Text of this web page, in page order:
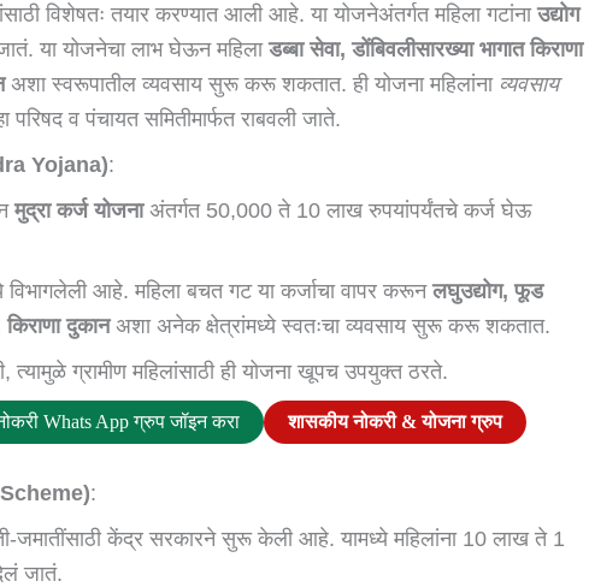
विशेषतः तयार करण्यात आली आहे. या योजनेअंतर्गत महिला गटांनाउद्योग
या योजनेचा लाभ घेऊन महिलाडब्बा सेवा, डोंबिवलीसारख्या भागात किराणा
अशा स्वरूपातील व्यवसाय सुरू करू शकतात. ही योजना महिलांना व्यवसाय
व पंचायत समितीमार्फत राबवली जाते.
Yojana):
मुद्रा कर्ज योजनाअंतर्गत 50,000 ते 10 लाख रुपयांपर्यंतचे कर्ज घेऊ
विभागलेली आहे. महिला बचत गट या कर्जाचा वापर करूनलघुउद्योग, फूड
दुकानअशा अनेक क्षेत्रांमध्ये स्वतःचा व्यवसाय सुरू करू शकतात.
त्यामुळे ग्रामीण महिलांसाठी ही योजना खूपच उपयुक्त ठरते.
Whats App ग्रुप जॉइन करा शासकीय नोकरी & योजना ग्रुप
:
जमातींसाठी केंद्र सरकारने सुरू केली आहे. यामध्ये महिलांना 10 लाख ते 1
जातं.